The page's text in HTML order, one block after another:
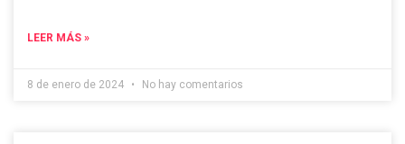
LEER MÁS »
8 de enero de 2024 No hay comentarios